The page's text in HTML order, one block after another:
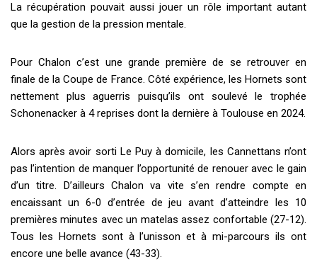
La récupération pouvait aussi jouer un rôle important autant
que la gestion de la pression mentale.
Pour Chalon c’est une grande première de se retrouver en
finale de la Coupe de France. Côté expérience, les Hornets sont
nettement plus aguerris puisqu’ils ont soulevé le trophée
Schonenacker à 4 reprises dont la dernière à Toulouse en 2024.
Alors après avoir sorti Le Puy à domicile, les Cannettans n’ont
pas l’intention de manquer l’opportunité de renouer avec le gain
d’un titre. D’ailleurs Chalon va vite s’en rendre compte en
encaissant un 6-0 d’entrée de jeu avant d’atteindre les 10
premières minutes avec un matelas assez confortable (27-12).
Tous les Hornets sont à l’unisson et à mi-parcours ils ont
encore une belle avance (43-33).